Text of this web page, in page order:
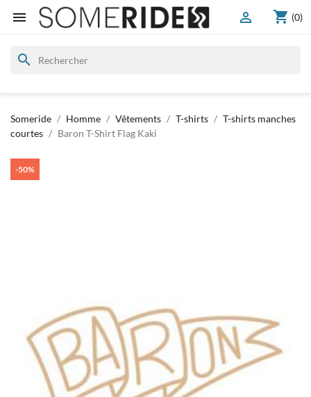
 shopping_cart (0)

search
Someride Homme Vêtements T-shirts
T-shirts manches
courtes
Baron T-Shirt Flag Kaki
-50%